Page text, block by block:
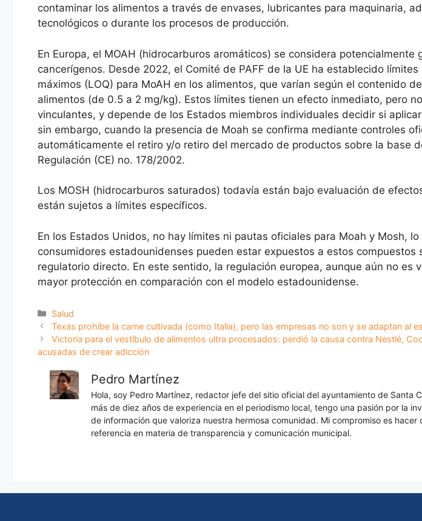
contaminar los alimentos a través de envases, lubricantes para maquinaria,
tecnológicos o durante los procesos de producción.
En Europa, el MOAH (hidrocarburos aromáticos) se considera potencialmente
cancerígenos. Desde 2022, el Comité de PAFF de la UE ha establecido
máximos (LOQ) para MoAH en los alimentos, que varían según el contenido
alimentos (de 0.5 a 2 mg/kg). Estos límites tienen un efecto inmediato, pero
vinculantes, y depende de los Estados miembros individuales decidir si
sin embargo, cuando la presencia de Moah se confirma mediante controles
automáticamente el retiro y/o retiro del mercado de productos sobre la base
Regulación (CE) no. 178/2002.
Los MOSH (hidrocarburos saturados) todavía están bajo evaluación de
están sujetos a límites específicos.
En los Estados Unidos, no hay límites ni pautas oficiales para Moah y Mosh,
consumidores estadounidenses pueden estar expuestos a estos compuestos
regulatorio directo. En este sentido, la regulación europea, aunque aún no es
mayor protección en comparación con el modelo estadounidense.
Categorías
Salud
Texas prohíbe la carne cultivada (como Italia), pero las empresas no son y se adaptan al
Victoria para el vestíbulo de alimentos ultra procesados: perdió la causa contra Nestlé,
acusadas de crear adicción
Pedro Martínez
Hola, soy Pedro Martínez, redactor jefe del sitio oficial del ayuntamiento de Santa
más de diez años de experiencia en el periodismo local, tengo una pasión por la
de información que valoriza nuestra hermosa comunidad. Mi compromiso es hacer
referencia en materia de transparencia y comunicación municipal.